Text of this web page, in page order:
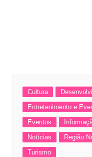
Cultura
Entretenimento e
Eventos
Notícias
Região
Turismo